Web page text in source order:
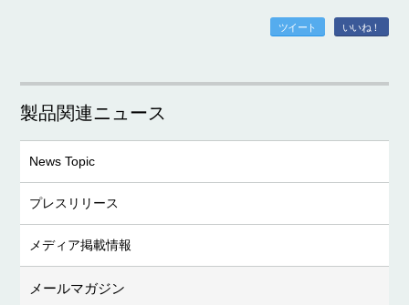
ツイート いいね！
製品関連ニュース
News Topic
プレスリリース
メディア掲載情報
メールマガジン